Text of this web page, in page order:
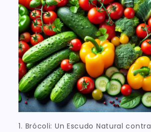
1. Brócoli: Un Escudo Natural contra